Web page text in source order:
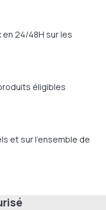
en 24/48H sur les
éligibles
et sur l'ensemble de